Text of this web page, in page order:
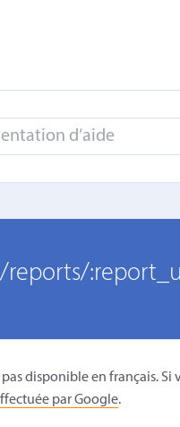
disponible en français. Si
par Google.